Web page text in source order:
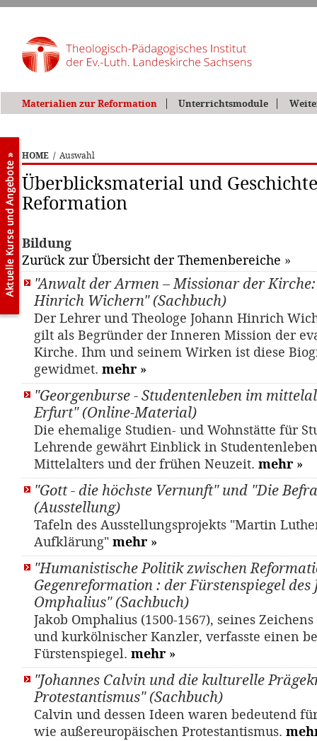
Materialien zur Reformation Unterrichtsmodule
HOME / Auswahl
Überblicksmaterial und
Reformation
Bildung
Zurück zur Übersicht der Themenbereiche »
"Anwalt der Armen – Missionar der
Hinrich Wichern" (Sachbuch)
Der Lehrer und Theologe Johann Hinrich
gilt als Begründer der Inneren Mission der
Kirche. Ihm und seinem Wirken ist diese
gewidmet. mehr »
"Georgenburse - Studentenleben im
Erfurt" (Online-Material)
Die ehemalige Studien- und Wohnstätte für
Lehrende gewährt Einblick in
Mittelalters und der frühen Neuzeit. mehr »
"Gott - die höchste Vernunft" und "Die
(Ausstellung)
Tafeln des Ausstellungsprojekts "Martin
Aufklärung" mehr »
"Humanistische Politik zwischen
Gegenreformation : der Fürstenspiegel des
Omphalius" (Sachbuch)
Jakob Omphalius (1500-1567), seines
und kurkölnischer Kanzler, verfasste einen
Fürstenspiegel. mehr »
"Johannes Calvin und die kulturelle
Protestantismus" (Sachbuch)
Calvin und dessen Ideen waren bedeutend
wie außereuropäischen Protestantismus.